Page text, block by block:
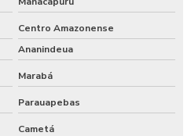
Centro Amazonense
Ananindeua
Marabá
Parauapebas
Cametá